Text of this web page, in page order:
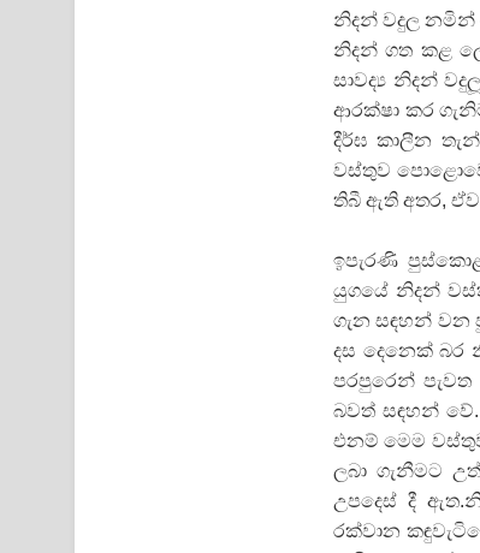
නිදන් වදුල නමින්
නිදන් ගත කළ
සාවද්‍ය නිදන්
ආරක්ෂා කර
දීර්ඝ කාලීන
වස්තුව
තිබී ඇති අතර,
ඉපැරණි
යුගයේ නිදන්
ගැන සඳහන් වන
දස දෙනෙක් බර
පරපුරෙන්
බවත් සඳහන්
එනම් මෙම
ලබා ගැනීමට
උපදෙස් දී
රක්වාන